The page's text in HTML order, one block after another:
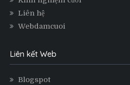
Liên hệ
Webdamcuoi
Liên kết Web
Blogspot